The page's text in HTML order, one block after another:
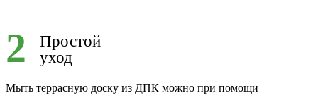
2
Простой
уход
Мыть террасную доску из ДПК можно при помощи